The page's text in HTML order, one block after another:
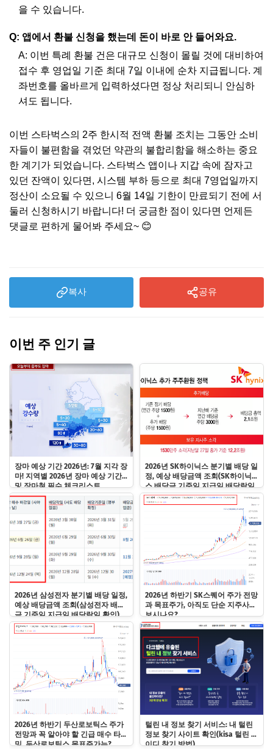
을 수 있습니다.
Q: 앱에서 환불 신청을 했는데 돈이 바로 안 들어와요.
A: 이번 특례 환불 건은 대규모 신청이 몰릴 것에 대비하여
접수 후 영업일 기준 최대 7일 이내에 순차 지급됩니다. 계
좌번호를 올바르게 입력하셨다면 정상 처리되니 안심하
셔도 됩니다.
이번 스타벅스의 2주 한시적 전액 환불 조치는 그동안 소비
자들이 불편함을 겪었던 약관의 불합리함을 해소하는 중요
한 계기가 되었습니다. 스타벅스 앱이나 지갑 속에 잠자고
있던 잔액이 있다면, 시스템 부하 등으로 최대 7영업일까지
정산이 소요될 수 있으니 6월 14일 기한이 만료되기 전에 서
둘러 신청하시기 바랍니다! 더 궁금한 점이 있다면 언제든
댓글로 편하게 물어봐 주세요~ 😊
복사 공유
이번 주 인기 글
장마 예상 기간 2026년: 7월 지각 장
마! 지역별 2026년 장마 예상 기간
및 장마철 필수 체크리스트
2026년 SK하이닉스 분기별 배당 일
정, 예상 배당금액 조회(SK하이닉
스 배당금 기준일 지급일 배당락일
확인)
2026년 삼성전자 분기별 배당 일정,
예상 배당금액 조회(삼성전자 배당
금 기준일 지급일 배당락일 확인)
2026년 하반기 SK스퀘어 주가 전망
과 목표주가, 아직도 단순 지주사로
보시나요?
2026년 하반기 두산로보틱스 주가
전망과 꼭 알아야 할 긴급 매수 타이
밍, 두산로보틱스 목표주가는?
털린 내 정보 찾기 서비스: 내 털린
정보 찾기 사이트 확인(kisa 털린 아
이디 찾기 방법)